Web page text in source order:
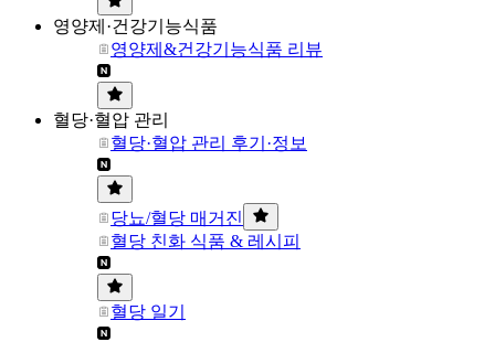
영양제·건강기능식품
영양제&건강기능식품 리뷰
혈당·혈압 관리
혈당·혈압 관리 후기·정보
당뇨/혈당 매거진
혈당 친화 식품 & 레시피
혈당 일기